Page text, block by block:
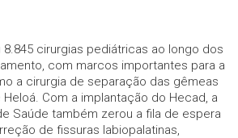
cirurgias pediátricas ao longo dos
com marcos importantes para a
a cirurgia de separação das gêmeas
Com a implantação do Hecad, a
Saúde também zerou a fila de espera
de fissuras labiopalatinas,